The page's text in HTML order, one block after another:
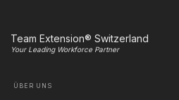
Team Extension® Switzerland
Your Leading Workforce Partner
ÜBER UNS